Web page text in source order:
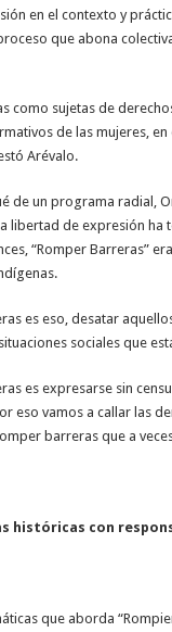
en el contexto y
que abona
como sujetas de
de las mujeres,
Arévalo.
de un programa radial,
libertad de expresión
“Romper Barreras”
es eso, desatar
sociales que
es expresarse sin
eso vamos a callar las
barreras que a
históricas con
que aborda